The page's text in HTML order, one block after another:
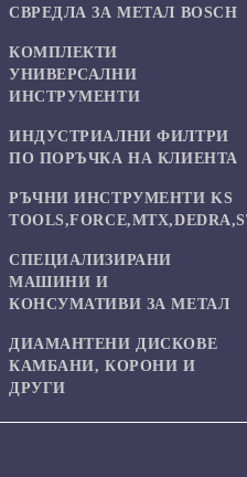
СВРЕДЛА ЗА МЕТАЛ BOSCH
КОМПЛЕКТИ
УНИВЕРСАЛНИ
ИНСТРУМЕНТИ
ИНДУСТРИАЛНИ ФИЛТРИ
ПО ПОРЪЧКА НА КЛИЕНТА
РЪЧНИ ИНСТРУМЕНТИ KS
СПЕЦИАЛИЗИРАНИ
МАШИНИ И
КОНСУМАТИВИ ЗА МЕТАЛ
ДИАМАНТЕНИ ДИСКОВЕ
КАМБАНИ, КОРОНИ И
ДРУГИ